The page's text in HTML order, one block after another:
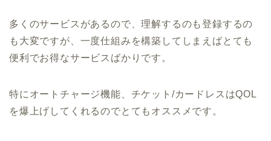
多くのサービスがあるので、理解するのも登録するの
も大変ですが、一度仕組みを構築してしまえばとても
便利でお得なサービスばかりです。
特にオートチャージ機能、チケット/カードレスはQOL
を爆上げしてくれるのでとてもオススメです。